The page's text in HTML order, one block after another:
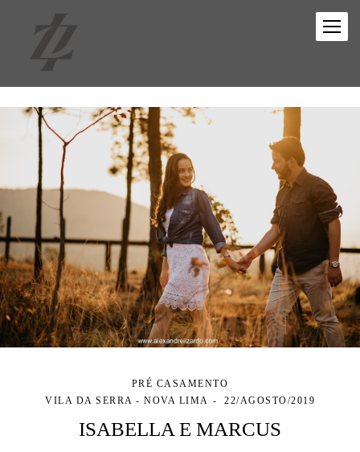
PRÉ CASAMENTO
VILA DA SERRA - NOVA LIMA
22/AGOSTO/2019
ISABELLA E MARCUS